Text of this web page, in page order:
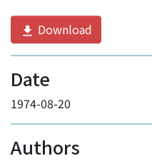
Download
Date
1974-08-20
Authors